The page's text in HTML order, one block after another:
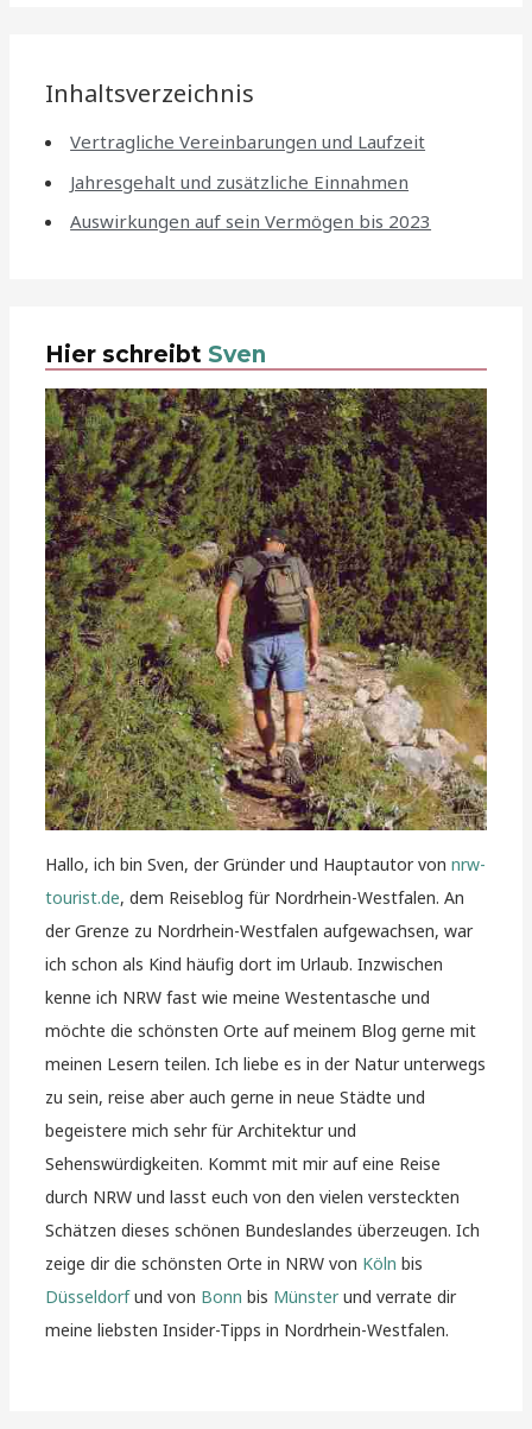
Inhaltsverzeichnis
Vertragliche Vereinbarungen und Laufzeit
Jahresgehalt und zusätzliche Einnahmen
Auswirkungen auf sein Vermögen bis 2023
Hier schreibt Sven
Hallo, ich bin Sven, der Gründer und Hauptautor vonnrw-
tourist.de, dem Reiseblog für Nordrhein-Westfalen. An
der Grenze zu Nordrhein-Westfalen aufgewachsen, war
ich schon als Kind häufig dort im Urlaub. Inzwischen
kenne ich NRW fast wie meine Westentasche und
möchte die schönsten Orte auf meinem Blog gerne mit
meinen Lesern teilen. Ich liebe es in der Natur unterwegs
zu sein, reise aber auch gerne in neue Städte und
begeistere mich sehr für Architektur und
Sehenswürdigkeiten. Kommt mit mir auf eine Reise
durch NRW und lasst euch von den vielen versteckten
Schätzen dieses schönen Bundeslandes überzeugen. Ich
zeige dir die schönsten Orte in NRW von Köln bis
Düsseldorfund von Bonn bis Münsterund verrate dir
meine liebsten Insider-Tipps in Nordrhein-Westfalen.